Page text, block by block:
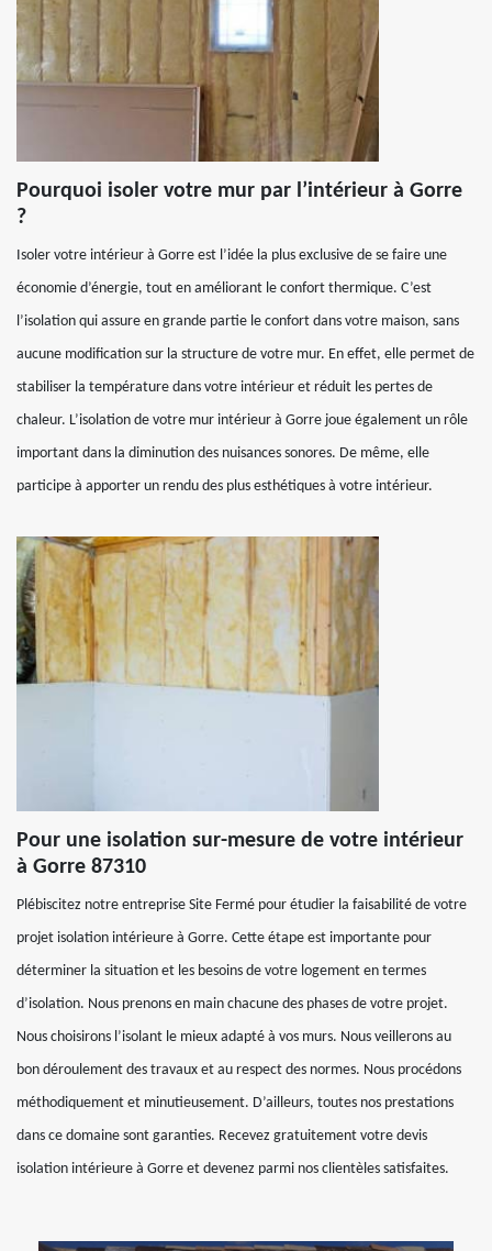
Pourquoi isoler votre mur par l’intérieur à Gorre
?
Isoler votre intérieur à Gorre est l’idée la plus exclusive de se faire une
économie d’énergie, tout en améliorant le confort thermique. C’est
l’isolation qui assure en grande partie le confort dans votre maison, sans
aucune modification sur la structure de votre mur. En effet, elle permet de
stabiliser la température dans votre intérieur et réduit les pertes de
chaleur. L’isolation de votre mur intérieur à Gorre joue également un rôle
important dans la diminution des nuisances sonores. De même, elle
participe à apporter un rendu des plus esthétiques à votre intérieur.
Pour une isolation sur-mesure de votre intérieur
à Gorre 87310
Plébiscitez notre entreprise Site Fermé pour étudier la faisabilité de votre
projet isolation intérieure à Gorre. Cette étape est importante pour
déterminer la situation et les besoins de votre logement en termes
d’isolation. Nous prenons en main chacune des phases de votre projet.
Nous choisirons l’isolant le mieux adapté à vos murs. Nous veillerons au
bon déroulement des travaux et au respect des normes. Nous procédons
méthodiquement et minutieusement. D’ailleurs, toutes nos prestations
dans ce domaine sont garanties. Recevez gratuitement votre devis
isolation intérieure à Gorre et devenez parmi nos clientèles satisfaites.